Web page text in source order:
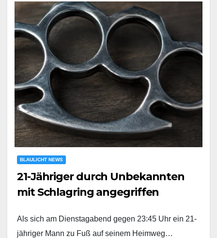
BLAULICHT NEWS
21-Jähriger durch Unbekannten
mit Schlagring angegriffen
Als sich am Dienstagabend gegen 23:45 Uhr ein 21-
jähriger Mann zu Fuß auf seinem Heimweg…